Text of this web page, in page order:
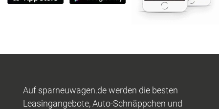
Auf sparneuwagen.de werden die besten
Leasingangebote, Auto-Schnäppchen und